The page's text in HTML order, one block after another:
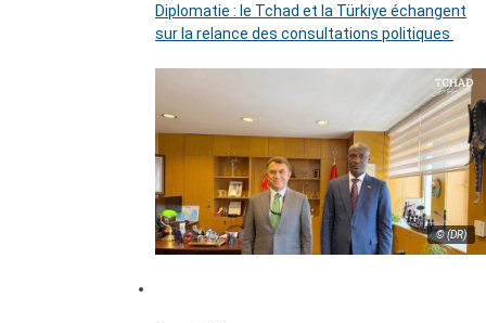
Diplomatie : le Tchad et la Türkiye échangent
sur la relance des consultations politiques
© (DR)